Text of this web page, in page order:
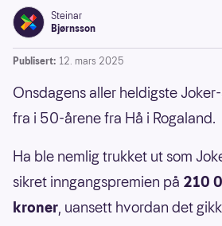
Steinar
Bjørnsson
Publisert: 12. mars 2025
Onsdagens aller heldigste
fra i 50-årene fra Hå i Rogaland.
Ha ble nemlig trukket ut som
sikret inngangspremien på 210
kroner, uansett hvordan det